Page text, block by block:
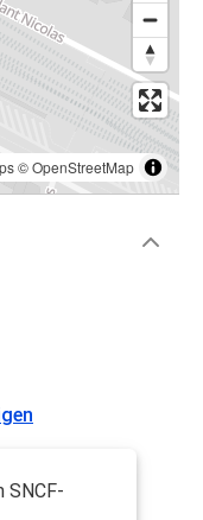
©OpenStreetMap
SNCF-